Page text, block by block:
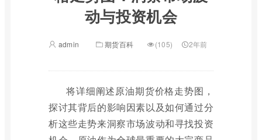
动与投资机会
admin 期货百科 (105) 2年前
将详细阐述原油期货价格走势图，
探讨其背后的影响因素以及如何通过分
析这些走势来洞察市场波动和寻找投资